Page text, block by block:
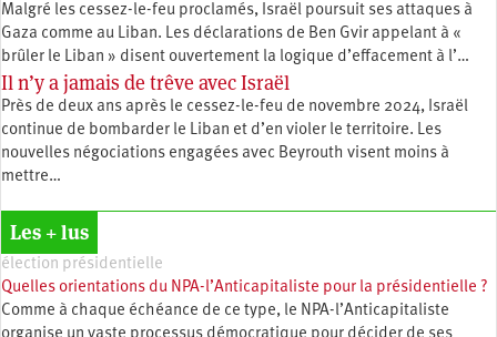
Malgré les cessez-le-feu proclamés, Israël poursuit ses attaques à
Gaza comme au Liban. Les déclarations de Ben Gvir appelant à «
brûler le Liban » disent ouvertement la logique d’effacement à l’…
Il n’y a jamais de trêve avec Israël
Près de deux ans après le cessez-le-feu de novembre 2024, Israël
continue de bombarder le Liban et d’en violer le territoire. Les
nouvelles négociations engagées avec Beyrouth visent moins à
mettre…
Les + lus
élection présidentielle
Quelles orientations du NPA-l’Anticapitaliste pour la présidentielle ?
Comme à chaque échéance de ce type, le NPA-l’Anticapitaliste